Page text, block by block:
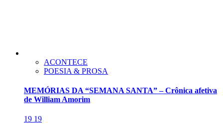
ACONTECE
POESIA & PROSA
MEMÓRIAS DA “SEMANA SANTA” – Crônica afetiva
de William Amorim
19 19